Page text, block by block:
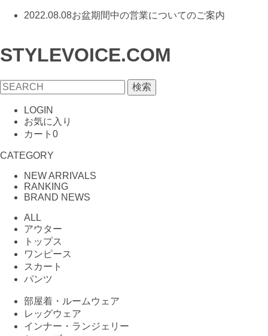
2022.08.08お盆期間中の営業についてのご案内
STYLEVOICE.COM
検索
LOGIN
お気に入り
カート 0
CATEGORY
NEW ARRIVALS
RANKING
BRAND NEWS
ALL
アウター
トップス
ワンピース
スカート
パンツ
部屋着・ルームウェア
レッグウェア
インナー・ランジェリー